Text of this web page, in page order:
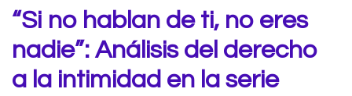
“Si no hablan de ti, no eres
nadie”: Análisis del derecho
a la intimidad en la serie